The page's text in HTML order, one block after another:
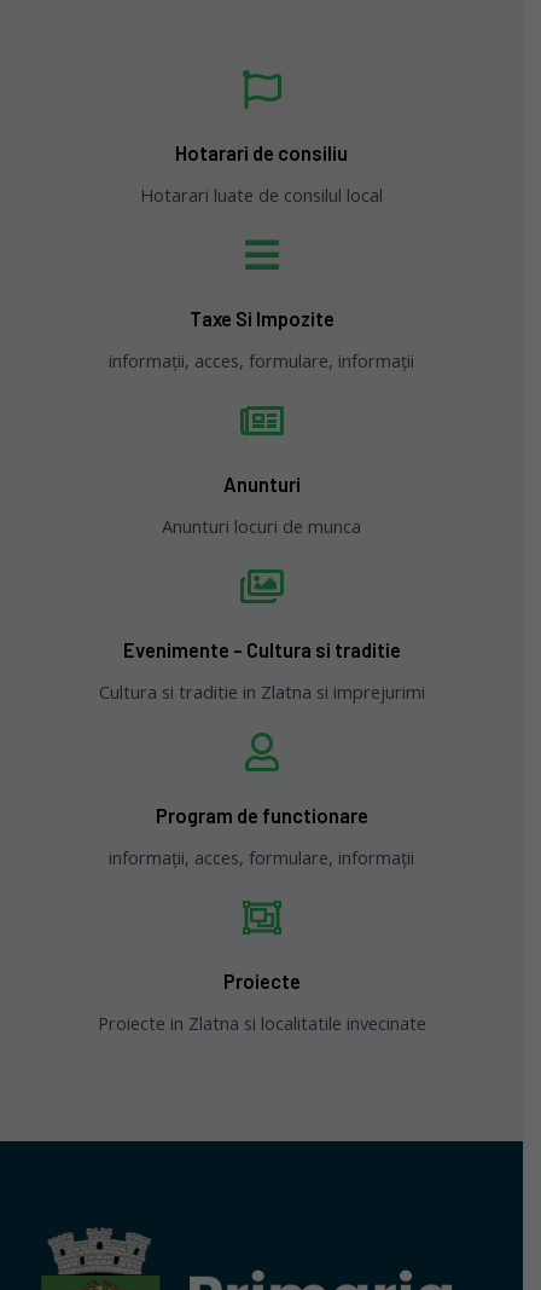
Hotarari de consiliu
Hotarari luate de consilul local
Taxe Si Impozite
informații, acces, formulare, informații
Anunturi
Anunturi locuri de munca
Evenimente - Cultura si traditie
Cultura si traditie in Zlatna si imprejurimi
Program de functionare
informații, acces, formulare, informații
Proiecte
Proiecte in Zlatna si localitatile invecinate